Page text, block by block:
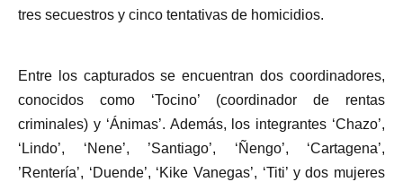
tres secuestros y cinco tentativas de homicidios.
Entre los capturados se encuentran dos coordinadores,
conocidos como ‘Tocino’ (coordinador de rentas
criminales) y ‘Ánimas’. Además, los integrantes ‘Chazo’,
‘Lindo’, ‘Nene’, ’Santiago’, ‘Ñengo’, ‘Cartagena’,
’Rentería’, ‘Duende’, ‘Kike Vanegas’, ‘Titi’ y dos mujeres